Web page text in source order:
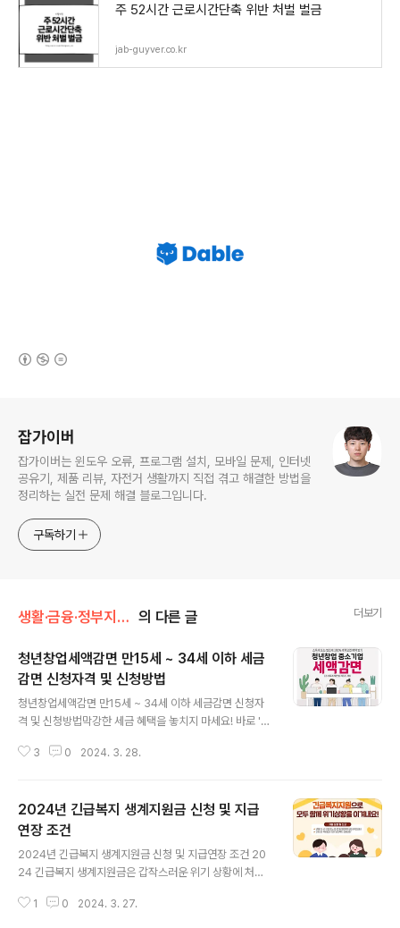
주 52시간 근로시간단축 위반 처벌 벌금
jab-guyver.co.kr
잡가이버
잡가이버는 윈도우 오류, 프로그램 설치, 모바일 문제, 인터넷
공유기, 제품 리뷰, 자전거 생활까지 직접 겪고 해결한 방법을
정리하는 실전 문제 해결 블로그입니다.
구독하기
생활·금융·정부지원/세금·연말정산 의 다른 글 더보기
청년창업세액감면 만15세 ~ 34세 이하 세금
감면 신청자격 및 신청방법
청년창업세액감면 만15세 ~ 34세 이하 세금감면 신청자
격 및 신청방법막강한 세금 혜택을 놓치지 마세요! 바로 '청
에서 사업을 시작하면 5년 동안 소득세를 최대 100%까지
면 혜택이 무엇인가요?창업한 지역감면율(2018/05/29
이후 창업)감면율(2018/5/29 이전 창업)수도권 과밀억제
권역 내5년 50%–수도권 과밀억제권역 외5년 100%최초
3년 75%, 그 후 50%청년창업세액감면은 청년 창업가를
들에게 5년간 소득세나 법인세를 50~100%까지 감면해
3 0 2024. 3. 28.
2024년 긴급복지 생계지원금 신청 및 지급
연장 조건
2024년 긴급복지 생계지원금 신청 및 지급연장 조건 20
24 긴급복지 생계지원금은 갑작스러운 위기 상황에 처한
상황을 벗어나게 하는 정부의 지원 사업입니다. 이 지원정
1 0 2024. 3. 27.